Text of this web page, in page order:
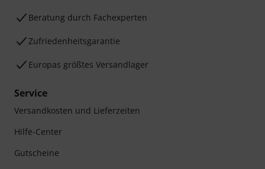
Beratung durch Fachexperten
Zufriedenheitsgarantie
Europas größtes Versandlager
Service
Versandkosten und Lieferzeiten
Hilfe-Center
Gutscheine